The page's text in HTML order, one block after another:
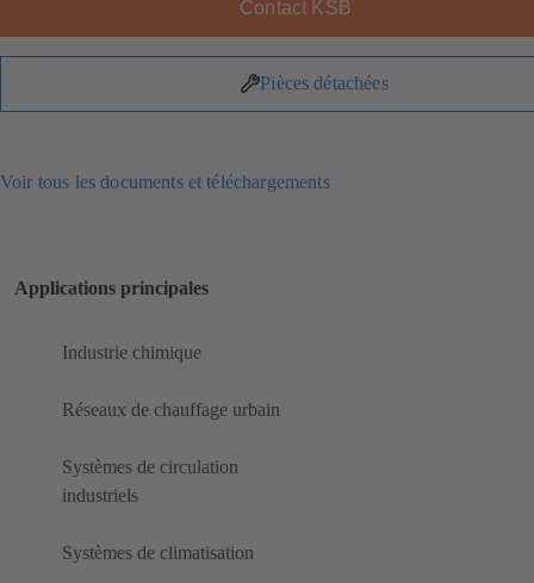
Contact KSB
Pièces détachées
Voir tous les documents et téléchargements
Applications principales
Industrie chimique
Réseaux de chauffage urbain
Systèmes de circulation
industriels
Systèmes de climatisation